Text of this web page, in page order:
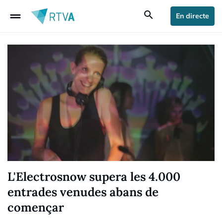
drag_handle search En directe
L'Electrosnow supera les 4.000
entrades venudes abans de
començar